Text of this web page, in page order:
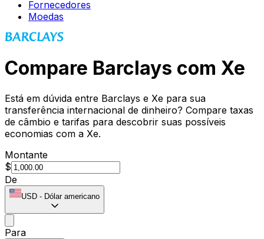
Fornecedores
Moedas
Compare Barclays com Xe
Está em dúvida entre Barclays e Xe para sua
transferência internacional de dinheiro? Compare taxas
de câmbio e tarifas para descobrir suas possíveis
economias com a Xe.
Montante
$
De
USD - Dólar americano
Para